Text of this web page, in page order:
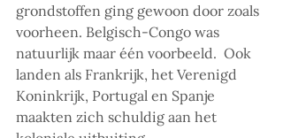
grondstoffen ging gewoon door zoals
voorheen. Belgisch-Congo was
natuurlijk maar één voorbeeld.  Ook
landen als Frankrijk, het Verenigd
Koninkrijk, Portugal en Spanje
maakten zich schuldig aan het